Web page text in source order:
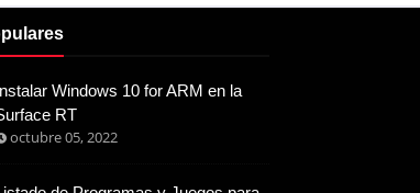
Windows 10 for ARM en la
RT
octubre 05, 2022